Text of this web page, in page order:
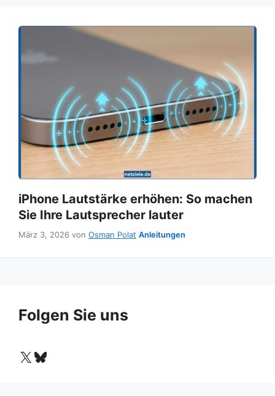
iPhone Lautstärke erhöhen: So machen
Sie Ihre Lautsprecher lauter
März 3, 2026 von Osman Polat Kategorien
Anleitungen
Folgen Sie uns
X Bluesky